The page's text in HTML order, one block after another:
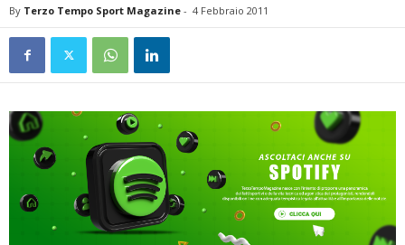
By Terzo Tempo Sport Magazine - 4 Febbraio 2011